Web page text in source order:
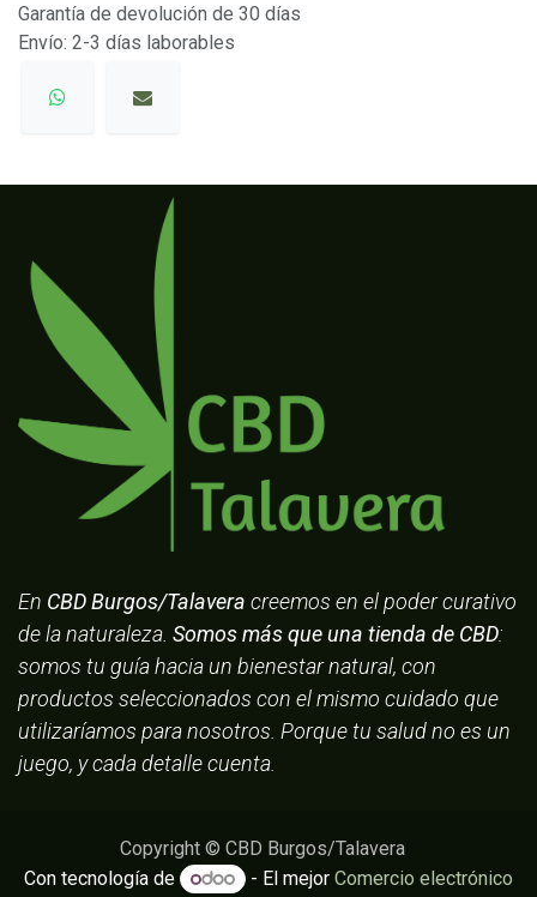
Garantía de devolución de 30 días
Envío: 2-3 días laborables
En CBD Burgos/Talavera creemos en el poder curativo
de la naturaleza. Somos más que una tienda de CBD:
somos tu guía hacia un bienestar natural, con
productos seleccionados con el mismo cuidado que
utilizaríamos para nosotros. Porque tu salud no es un
juego, y cada detalle cuenta.
Copyright © CBD Burgos/Talavera
Con tecnología de
- El mejor Comercio electrónico